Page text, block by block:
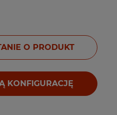
O PRODUKT
KONFIGURACJĘ